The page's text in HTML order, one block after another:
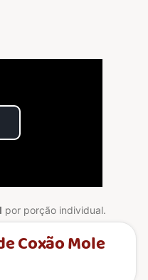
por porção individual.
Coxão Mole